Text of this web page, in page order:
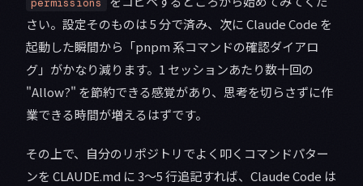
permissions
さい。設定そのものは 5 分で済み、次に Claude Code を
起動した瞬間から「pnpm 系コマンドの確認ダイアロ
グ」がかなり減ります。1 セッションあたり数十回の
"Allow?" を節約できる感覚があり、思考を切らさずに作
業できる時間が増えるはずです。
その上で、自分のリポジトリでよく叩くコマンドパター
ンを CLAUDE.md に 3〜5 行追記すれば、Claude Code は